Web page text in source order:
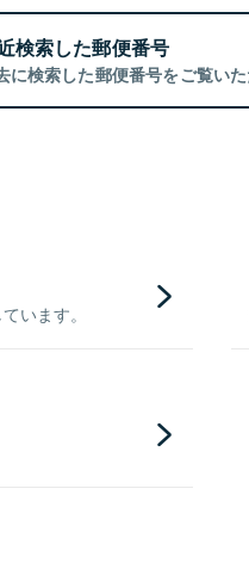
検索した郵便番号
に検索した郵便番号をご覧いた
います。